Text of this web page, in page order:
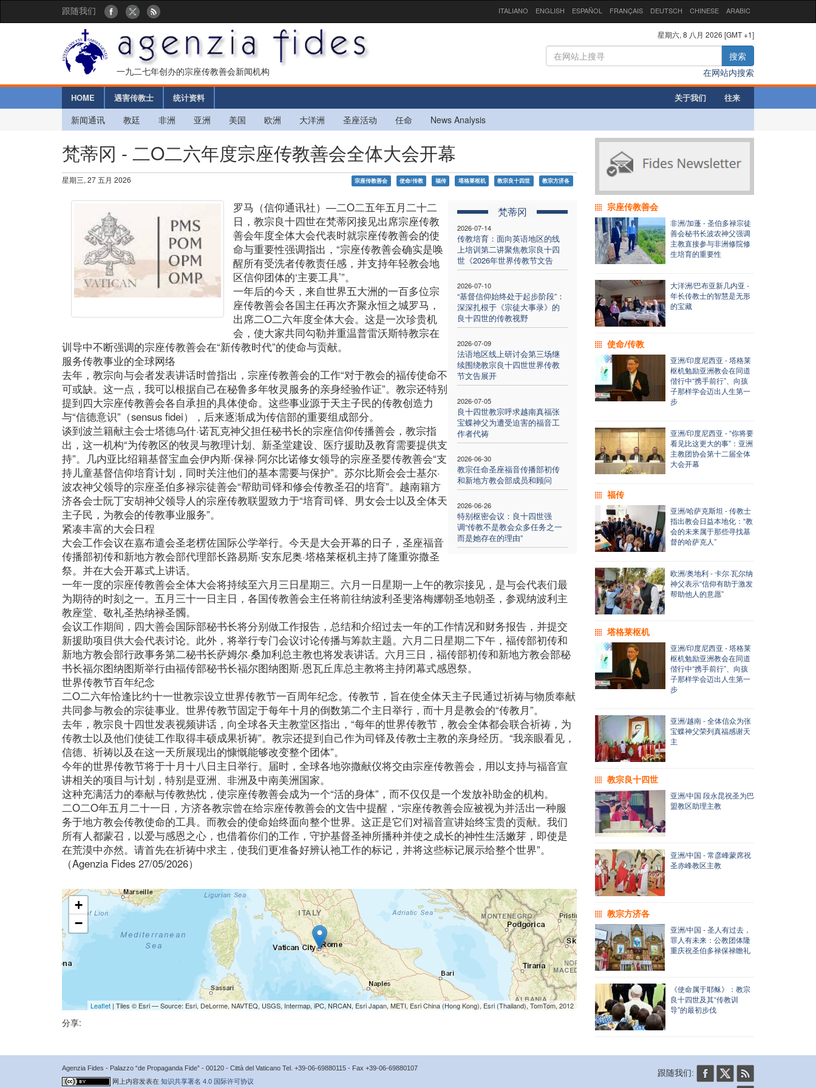
跟随我们 ITALIANO ENGLISH ESPAÑOL FRANÇAIS DEUTSCH CHINESE ARABIC
一九二七年创办的宗座传教善会新闻机构
星期六, 8 八月 2026 [GMT +1]
搜索
在网站内搜索
HOME 遇害传教士 统计资料 关于我们 往来
新闻通讯 教廷 非洲 亚洲 美国 欧洲 大洋洲 圣座活动 任命 News Analysis
梵蒂冈 - 二O二六年度宗座传教善会全体大会开幕
星期三, 27 五月 2026 宗座传教善会 使命/传教 福传 塔格莱枢机 教宗良十四世 教宗方济各
梵蒂冈
2026-07-14
传教培育：面向英语地区的线
上培训第二讲聚焦教宗良十四
世《2026年世界传教节文告
2026-07-10
“基督信仰始终处于起步阶段”：
深深扎根于《宗徒大事录》的
良十四世的传教视野
2026-07-09
法语地区线上研讨会第三场继
续围绕教宗良十四世世界传教
节文告展开
2026-07-05
良十四世教宗呼求越南真福张
宝蝶神父为遭受迫害的福音工
作者代祷
2026-06-30
教宗任命圣座福音传播部初传
和新地方教会部成员和顾问
2026-06-26
特别枢密会议：良十四世强
调“传教不是教会众多任务之一
而是她存在的理由”
罗马（信仰通讯社）—二O二五年五月二十二
日，教宗良十四世在梵蒂冈接见出席宗座传教
善会年度全体大会代表时就宗座传教善会的使
命与重要性强调指出，“宗座传教善会确实是唤
醒所有受洗者传教责任感，并支持年轻教会地
区信仰团体的‘主要工具’”。
一年后的今天，来自世界五大洲的一百多位宗
座传教善会各国主任再次齐聚永恒之城罗马，
出席二O二六年度全体大会。这是一次珍贵机
会，使大家共同勾勒并重温普雷沃斯特教宗在
训导中不断强调的宗座传教善会在“新传教时代”的使命与贡献。
服务传教事业的全球网络
去年，教宗向与会者发表讲话时曾指出，宗座传教善会的工作“对于教会的福传使命不
可或缺。这一点，我可以根据自己在秘鲁多年牧灵服务的亲身经验作证”。教宗还特别
提到四大宗座传教善会各自承担的具体使命。这些事业源于天主子民的传教创造力
与“信德意识”（sensus fidei），后来逐渐成为传信部的重要组成部分。
谈到波兰籍献主会士塔德乌什·诺瓦克神父担任秘书长的宗座信仰传播善会，教宗指
出，这一机构“为传教区的牧灵与教理计划、新圣堂建设、医疗援助及教育需要提供支
持”。几内亚比绍籍基督宝血会伊内斯·保禄·阿尔比诺修女领导的宗座圣婴传教善会“支
持儿童基督信仰培育计划，同时关注他们的基本需要与保护”。苏尔比斯会会士基尔·
波农神父领导的宗座圣伯多禄宗徒善会“帮助司铎和修会传教圣召的培育”。越南籍方
济各会士阮丁安胡神父领导人的宗座传教联盟致力于“培育司铎、男女会士以及全体天
主子民，为教会的传教事业服务”。
紧凑丰富的大会日程
大会工作会议在嘉布遣会圣老楞佐国际公学举行。今天是大会开幕的日子，圣座福音
传播部初传和新地方教会部代理部长路易斯·安东尼奥·塔格莱枢机主持了隆重弥撒圣
祭。并在大会开幕式上讲话。
一年一度的宗座传教善会全体大会将持续至六月三日星期三。六月一日星期一上午的教宗接见，是与会代表们最
为期待的时刻之一。五月三十一日主日，各国传教善会主任将前往纳波利圣斐洛梅娜朝圣地朝圣，参观纳波利主
教座堂、敬礼圣热纳禄圣髑。
会议工作期间，四大善会国际部秘书长将分别做工作报告，总结和介绍过去一年的工作情况和财务报告，并提交
新援助项目供大会代表讨论。此外，将举行专门会议讨论传播与筹款主题。六月二日星期二下午，福传部初传和
新地方教会部行政事务第二秘书长萨姆尔·桑加利总主教也将发表讲话。六月三日，福传部初传和新地方教会部秘
书长福尔图纳图斯举行由福传部秘书长福尔图纳图斯·恩瓦丘库总主教将主持闭幕式感恩祭。
世界传教节百年纪念
二O二六年恰逢比约十一世教宗设立世界传教节一百周年纪念。传教节，旨在使全体天主子民通过祈祷与物质奉献
共同参与教会的宗徒事业。世界传教节固定于每年十月的倒数第二个主日举行，而十月是教会的“传教月”。
去年，教宗良十四世发表视频讲话，向全球各天主教堂区指出，“每年的世界传教节，教会全体都会联合祈祷，为
传教士以及他们使徒工作取得丰硕成果祈祷”。教宗还提到自己作为司铎及传教士主教的亲身经历。“我亲眼看见，
信德、祈祷以及在这一天所展现出的慷慨能够改变整个团体”。
今年的世界传教节将于十月十八日主日举行。届时，全球各地弥撒献仪将交由宗座传教善会，用以支持与福音宣
讲相关的项目与计划，特别是亚洲、非洲及中南美洲国家。
这种充满活力的奉献与传教热忱，使宗座传教善会成为一个“活的身体”，而不仅仅是一个发放补助金的机构。
二O二O年五月二十一日，方济各教宗曾在给宗座传教善会的文告中提醒，“宗座传教善会应被视为并活出一种服
务于地方教会传教使命的工具。而教会的使命始终面向整个世界。这正是它们对福音宣讲始终宝贵的贡献。我们
所有人都蒙召，以爱与感恩之心，也借着你们的工作，守护基督圣神所播种并使之成长的神性生活嫩芽，即使是
在荒漠中亦然。请首先在祈祷中求主，使我们更准备好辨认祂工作的标记，并将这些标记展示给整个世界”。
（Agenzia Fides 27/05/2026）
+
−
Leaflet| Tiles © Esri — Source: Esri, DeLorme, NAVTEQ, USGS, Intermap, iPC, NRCAN, Esri Japan, METI, Esri China (Hong Kong), Esri (Thailand), TomTom, 2012
分享:
宗座传教善会
非洲/加蓬 - 圣伯多禄宗徒
善会秘书长波农神父强调
主教直接参与非洲修院修
生培育的重要性
大洋洲/巴布亚新几内亚 -
年长传教士的智慧是无形
的宝藏
使命/传教
亚洲/印度尼西亚 - 塔格莱
枢机勉励亚洲教会在同道
偕行中“携手前行”、向孩
子那样学会迈出人生第一
步
亚洲/印度尼西亚 - “你将要
看见比这更大的事”：亚洲
主教团协会第十二届全体
大会开幕
福传
亚洲/哈萨克斯坦 - 传教士
指出教会日益本地化：“教
会的未来属于那些寻找基
督的哈萨克人”
欧洲/奥地利 - 卡尔·瓦尔纳
神父表示“信仰有助于激发
帮助他人的意愿”
塔格莱枢机
亚洲/印度尼西亚 - 塔格莱
枢机勉励亚洲教会在同道
偕行中“携手前行”、向孩
子那样学会迈出人生第一
步
亚洲/越南 - 全体信众为张
宝蝶神父荣列真福感谢天
主
教宗良十四世
亚洲/中国 段永昆祝圣为巴
盟教区助理主教
亚洲/中国 - 常彦峰蒙席祝
圣赤峰教区主教
教宗方济各
亚洲/中国 - 圣人有过去，
罪人有未来：公教团体隆
重庆祝圣伯多禄保禄瞻礼
《使命属于耶稣》：教宗
良十四世及其“传教训
导”的最初步伐
Agenzia Fides - Palazzo “de Propaganda Fide” - 00120 - Città del Vaticano Tel. +39-06-69880115 - Fax +39-06-69880107
网上内容发表在 知识共享署名 4.0 国际许可协议
跟随我们: